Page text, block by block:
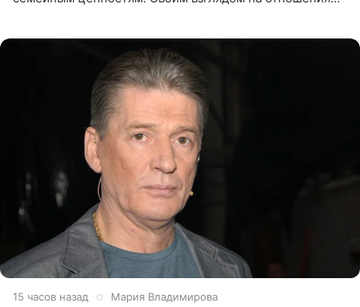
15 часов назад Мария Владимирова